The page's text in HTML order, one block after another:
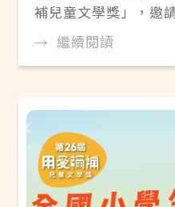
補兒童文學獎」，邀
今（2023）年以「
繼續閱讀